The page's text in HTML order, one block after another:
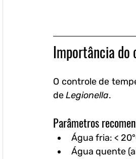
Importância
O controle de
de Legionella.
Parâmetros
Água fria: <
Água quente